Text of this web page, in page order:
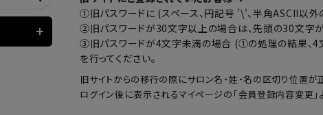
3Dクレイジェル テ
ファージェル
LEDライト そ
①旧パスワードに (スペース、円記号 '\'、半角ASCII以外
②旧パスワードが30文字以上の場合は、先頭の30文字が
③旧パスワードが4文字未満の場合 (①の処理の結果、4
を行ってください。
旧サイトからの移行の際にサロン名・姓・名の区切り位置が
ログイン後に表示されるマイページの「会員登録内容変更」